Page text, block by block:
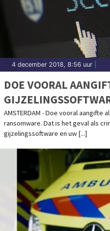
4 december 2018, 8:56 uur
DOE VOORAL
AMSTERDAM - Doe vooral aangifte
ransomware. Dat is het geval als
gijzelingssoftware en uw [...]